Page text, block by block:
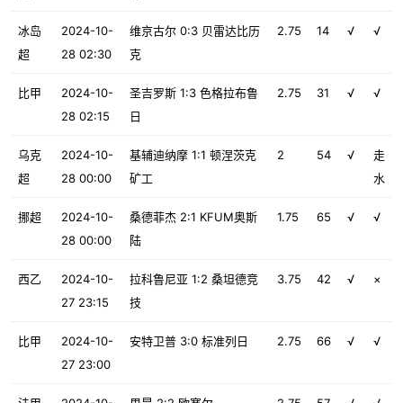
冰岛
超
2024-10-
28 02:30
维京古尔 0:3 贝雷达比历
克
2.75 14 √ √
比甲
2024-10-
28 02:15
圣吉罗斯 1:3 色格拉布鲁
日
2.75 31 √ √
乌克
超
2024-10-
28 00:00
基辅迪纳摩 1:1 顿涅茨克
矿工
2 54 √
走
水
挪超
2024-10-
28 00:00
桑德菲杰 2:1 KFUM奥斯
陆
1.75 65 √ √
西乙
2024-10-
27 23:15
拉科鲁尼亚 1:2 桑坦德竞
技
3.75 42 √ ×
比甲
2024-10-
27 23:00
安特卫普 3:0 标准列日 2.75 66 √ √